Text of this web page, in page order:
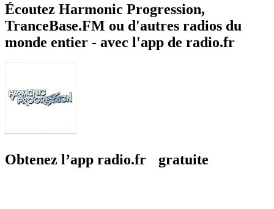
Écoutez Harmonic Progression,
TranceBase.FM ou d'autres radios du
monde entier - avec l'app de radio.fr
Obtenez l’app radio.fr gratuite